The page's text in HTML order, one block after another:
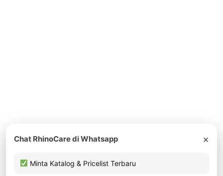
Chat RhinoCare di Whatsapp ×
Minta Katalog & Pricelist Terbaru